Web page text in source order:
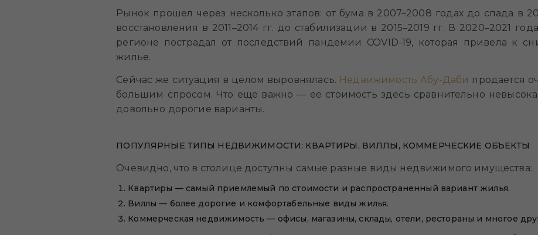
Рынок прошел через несколько этапов: от бума в 2007–2008 годах до спада в
восстановления в 2011–2014 гг. до стабилизации в 2015–2019 гг. В 2020–2021
регионе пострадал от последствий пандемии COVID-19, которая привела к
жилье.
Сейчас же ситуация в целом выровнялась. Недвижимость Абу-Даби продается
большим спросом. Что еще важно — ее стоимость здесь сравнительно
довольно дорогие варианты.
ПОПУЛЯРНЫЕ ТИПЫ НЕДВИЖИМОСТИ: КВАРТИРЫ, ВИЛЛЫ, КОММЕРЧЕСКИЕ ОБЪЕКТЫ
Очевидно, что в столице доступны самые разные виды недвижимого имущества:
Квартиры — самый приемлемый по стоимости и распространенный вариант жилья.
Виллы — более дорогие и комфортабельные виды жилья.
Коммерческая недвижимость — офисы, магазины, склады, отели, рестораны и многое